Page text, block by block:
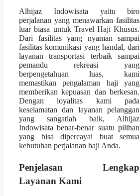
Alhijaz Indowisata yaitu biro
perjalanan yang menawarkan fasilitas
luar biasa untuk Travel Haji Khusus.
Dari fasilitas yang nyaman sampai
fasilitas komunikasi yang handal, dari
layanan transportasi terbaik sampai
pemandu rekreasi yang
berpengetahuan luas, kami
memastikan pengalaman haji yang
memberikan kepuasan dan berkesan.
Dengan loyalitas kami pada
keselamatan dan layanan pelanggan
yang sangatlah baik, Alhijaz
Indowisata benar-benar suatu pilihan
yang bisa dipercayai buat semua
kebutuhan perjalanan haji Anda.
Penjelasan Lengkap
Layanan Kami